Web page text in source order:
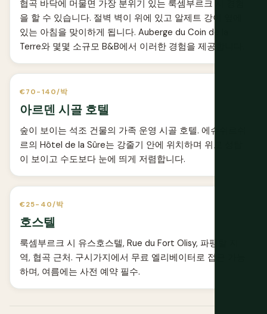
협곡 바닥에 머물면 가장 분위기 있는 룩셈부르크 시 경험
을 할 수 있습니다. 절벽 벽이 위에 있고 알제트 강이 옆에
있는 아침을 맞이하게 됩니다. Auberge du Coin de la
Terre와 몇몇 소규모 B&B에서 이러한 경험을 제공합니다.
€70-140/박
아르덴 시골 호텔
숲이 보이는 석조 건물의 가족 운영 시골 호텔. 에슈쉬르쉬
르의 Hôtel de la Sûre는 강줄기 안에 위치하며 위로 성탑
이 보이고 수도보다 눈에 띄게 저렴합니다.
€25-40/박
호스텔
룩셈부르크 시 유스호스텔, Rue du Fort Olisy, 파팽탈 지
역, 협곡 근처. 구시가지에서 무료 엘리베이터로 접근 가능
하며, 여름에는 사전 예약 필수.